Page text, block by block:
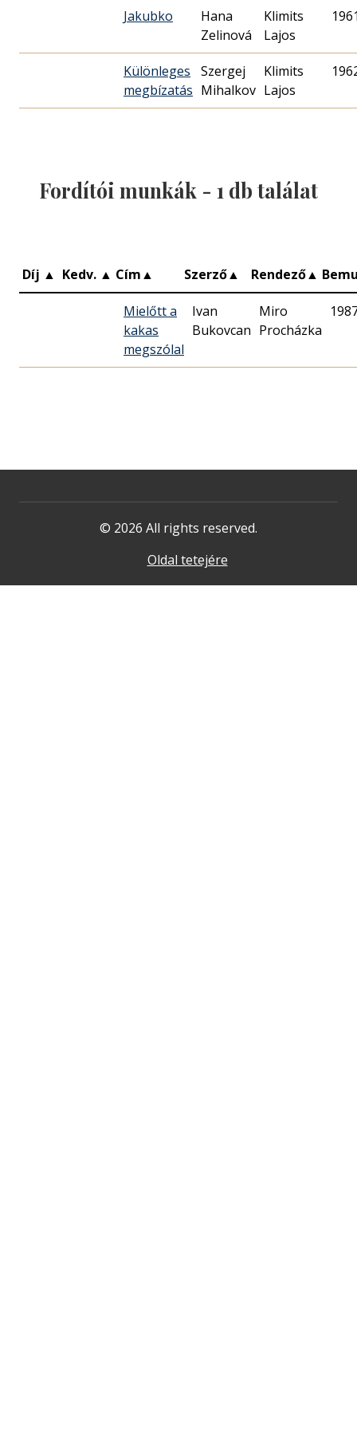
Jakubko
Hana
Zelinová
Klimits
Lajos
Különleges
megbízatás
Szergej
Mihalkov
Klimits
Lajos
Fordítói munkák - 1 db találat
Díj ▲ Kedv. ▲ Cím▲ Szerző▲ Rendező▲
Mielőtt a
kakas
megszólal
Ivan
Bukovcan
Miro
Procházka
© 2026 All rights reserved.
Oldal tetejére